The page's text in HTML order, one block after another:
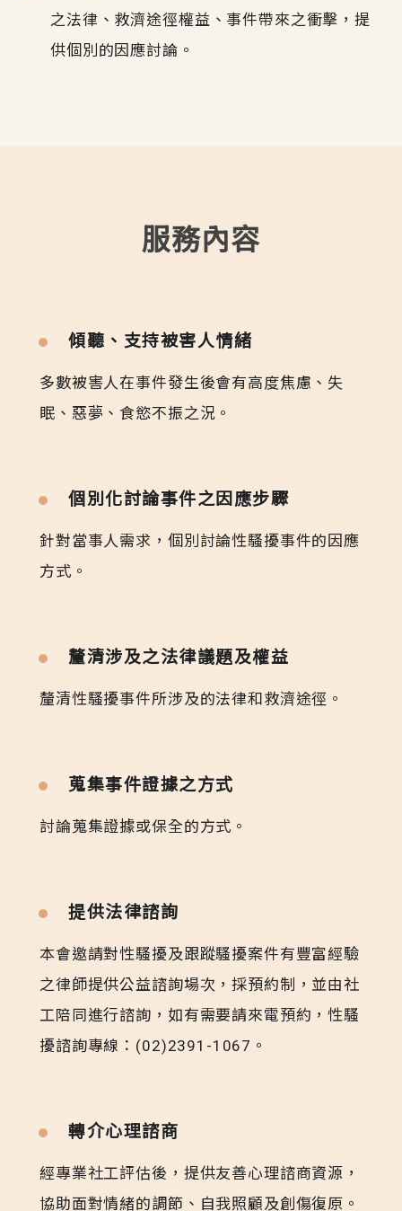
之法律、救濟途徑權益、事件帶來之衝擊，提
供個別的因應討論。
服務內容
傾聽、支持被害人情緒
多數被害人在事件發生後會有高度焦慮、失
眠、惡夢、食慾不振之況。
個別化討論事件之因應步驟
針對當事人需求，個別討論性騷擾事件的因應
方式。
釐清涉及之法律議題及權益
釐清性騷擾事件所涉及的法律和救濟途徑。
蒐集事件證據之方式
討論蒐集證據或保全的方式。
提供法律諮詢
本會邀請對性騷擾及跟蹤騷擾案件有豐富經驗
之律師提供公益諮詢場次，採預約制，並由社
工陪同進行諮詢，如有需要請來電預約，性騷
擾諮詢專線：(02)2391-1067。
轉介心理諮商
經專業社工評估後，提供友善心理諮商資源，
協助面對情緒的調節、自我照顧及創傷復原。